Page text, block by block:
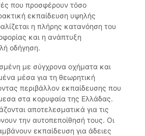
που προσφέρουν τόσο
εκπαίδευση υψηλής
η πλήρης κατανόηση του
και η ανάπτυξη
οδήγηση.
με σύγχρονα οχήματα και
μέσα για τη θεωρητική
περιβάλλον εκπαίδευσης που
στα κορυφαία της Ελλάδας.
αποτελεσματικά για τις
την αυτοπεποίθησή τους. Οι
εκπαίδευση για άδειες